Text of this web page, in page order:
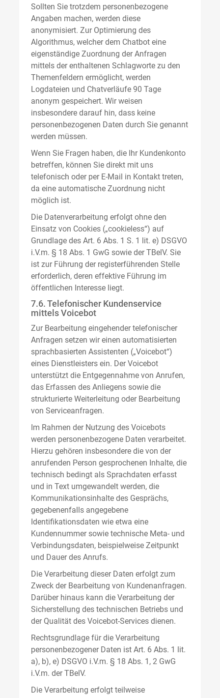
Sollten Sie trotzdem personenbezogene
Angaben machen, werden diese
anonymisiert. Zur Optimierung des
Algorithmus, welcher dem Chatbot eine
eigenständige Zuordnung der Anfragen
mittels der enthaltenen Schlagworte zu den
Themenfeldern ermöglicht, werden
Logdateien und Chatverläufe 90 Tage
anonym gespeichert. Wir weisen
insbesondere darauf hin, dass keine
personenbezogenen Daten durch Sie genannt
werden müssen.
Wenn Sie Fragen haben, die Ihr Kundenkonto
betreffen, können Sie direkt mit uns
telefonisch oder per E-Mail in Kontakt treten,
da eine automatische Zuordnung nicht
möglich ist.
Die Datenverarbeitung erfolgt ohne den
Einsatz von Cookies („cookieless“) auf
Grundlage des Art. 6 Abs. 1 S. 1 lit. e) DSGVO
i.V.m. § 18 Abs. 1 GwG sowie der TBelV. Sie
ist zur Führung der registerführenden Stelle
erforderlich, deren effektive Führung im
öffentlichen Interesse liegt.
7.6. Telefonischer Kundenservice
mittels Voicebot
Zur Bearbeitung eingehender telefonischer
Anfragen setzen wir einen automatisierten
sprachbasierten Assistenten („Voicebot“)
eines Dienstleisters ein. Der Voicebot
unterstützt die Entgegennahme von Anrufen,
das Erfassen des Anliegens sowie die
strukturierte Weiterleitung oder Bearbeitung
von Serviceanfragen.
Im Rahmen der Nutzung des Voicebots
werden personenbezogene Daten verarbeitet.
Hierzu gehören insbesondere die von der
anrufenden Person gesprochenen Inhalte, die
technisch bedingt als Sprachdaten erfasst
und in Text umgewandelt werden, die
Kommunikationsinhalte des Gesprächs,
gegebenenfalls angegebene
Identifikationsdaten wie etwa eine
Kundennummer sowie technische Meta- und
Verbindungsdaten, beispielweise Zeitpunkt
und Dauer des Anrufs.
Die Verarbeitung dieser Daten erfolgt zum
Zweck der Bearbeitung von Kundenanfragen.
Darüber hinaus kann die Verarbeitung der
Sicherstellung des technischen Betriebs und
der Qualität des Voicebot-Services dienen.
Rechtsgrundlage für die Verarbeitung
personenbezogener Daten ist Art. 6 Abs. 1 lit.
a), b), e) DSGVO i.V.m. § 18 Abs. 1, 2 GwG
i.V.m. der TBelV.
Die Verarbeitung erfolgt teilweise